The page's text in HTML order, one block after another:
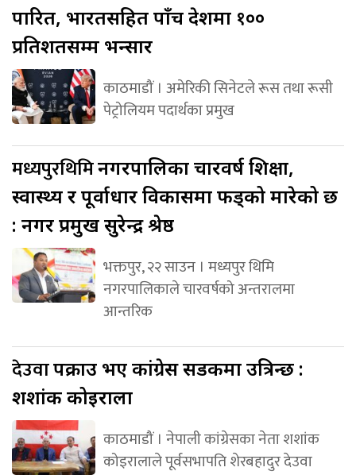
पारित, भारतसहित पाँच देशमा १००
प्रतिशतसम्म भन्सार
काठमाडौं । अमेरिकी सिनेटले रूस तथा रूसी
पेट्रोलियम पदार्थका प्रमुख
मध्यपुरथिमिनगरपालिका चारवर्ष शिक्षा,
स्वास्थ्य र पूर्वाधार विकासमा फड्को मारेको छ
: नगर प्रमुख सुरेन्द्र श्रेष्ठ
भक्तपुर, २२ साउन । मध्यपुर थिमि
नगरपालिकाले चारवर्षको अन्तरालमा
आन्तरिक
देउवापक्राउ भए कांग्रेस सडकमा उत्रिन्छ :
शशांक कोइराला
काठमाडौं । नेपाली कांग्रेसका नेता शशांक
कोइरालाले पूर्वसभापति शेरबहादुर देउवा